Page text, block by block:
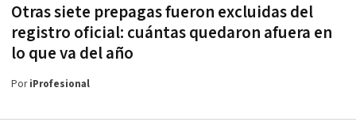
Otras siete prepagas fueron excluidas del
registro oficial: cuántas quedaron afuera en
lo que va del año
PoriProfesional